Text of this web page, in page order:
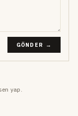
GÖNDER →
yap.